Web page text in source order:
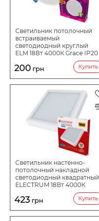
Светильник потолочный
встраиваемый
светодиодный круглый
ELM 18Вт 4000К Grace IP20
200 грн Купить
Светильник настенно-
потолочный накладной
светодиодный квадратный
ELECTRUM 18Вт 4000К
423 грн Купить